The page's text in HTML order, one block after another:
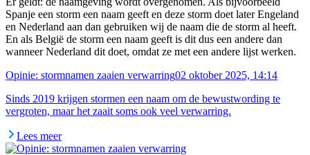
Spanje een storm een naam geeft en deze storm doet later Engeland
en Nederland aan dan gebruiken wij de naam die de storm al heeft.
En als België de storm een naam geeft is dit dus een andere dan
wanneer Nederland dit doet, omdat ze met een andere lijst werken.
Opinie: stormnamen zaaien verwarring02 oktober 2025, 14:14
Sinds 2019 krijgen stormen een naam om de bewustwording te
vergroten, maar het zaait soms ook veel verwarring.
Lees meer